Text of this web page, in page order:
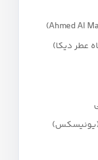
(یونیسکس)